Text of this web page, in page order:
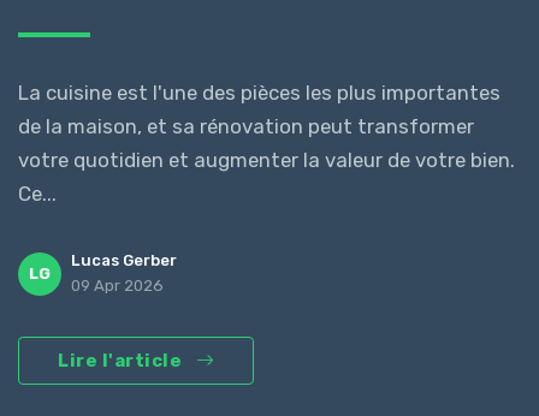
La cuisine est l'une des pièces les plus importantes
de la maison, et sa rénovation peut transformer
votre quotidien et augmenter la valeur de votre bien.
Ce...
LG
Lucas Gerber
09 Apr 2026
Lire l'article